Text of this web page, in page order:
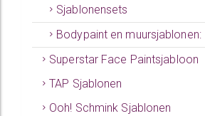
Sjablonensets
Bodypaint en muursjablonen:
Superstar Face Paintsjabloon
TAP Sjablonen
Ooh! Schmink Sjablonen